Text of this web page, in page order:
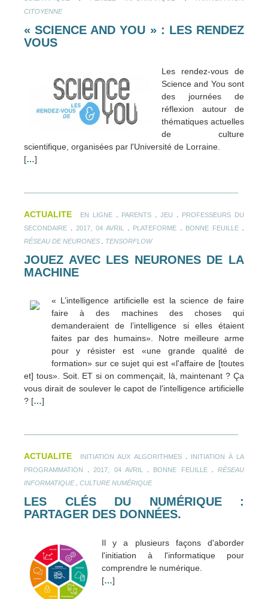
CITOYENNE
« SCIENCE AND YOU » : LES RENDEZ
VOUS
Les rendez-vous de
Science and You sont
des journées de
réflexion autour de
thématiques actuelles
de culture
scientifique, organisées par l'Université de Lorraine.
[…]
ACTUALITE EN LIGNE PARENTS JEU
PROFESSEURS DU
SECONDAIRE
2017, 04 AVRIL PLATEFORME BONNE FEUILLE
RÉSEAU DE NEURONES TENSORFLOW
JOUEZ AVEC LES NEURONES DE LA
MACHINE
« L’intelligence artificielle est la science de faire
faire à des machines des choses qui
demanderaient de l’intelligence si elles étaient
faites par des humains». Notre meilleure arme
pour y résister est «une grande qualité de
formation» sur ce sujet qui est «l'affaire de [toutes
et] tous». Soit. ET si on commençait, là, maintenant ? Ça
vous dirait de soulever le capot de l'intelligence artificielle
? […]
ACTUALITE INITIATION AUX ALGORITHMES.
INITIATION À LA
PROGRAMMATION
.2017, 04 AVRIL BONNE FEUILLE.RÉSEAU
INFORMATIQUE. CULTURE NUMÉRIQUE
LES CLÉS DU NUMÉRIQUE :
PARTAGER DES DONNÉES.
Il y a plusieurs façons d'aborder
l'initiation à l'informatique pour
comprendre le numérique.
[…]